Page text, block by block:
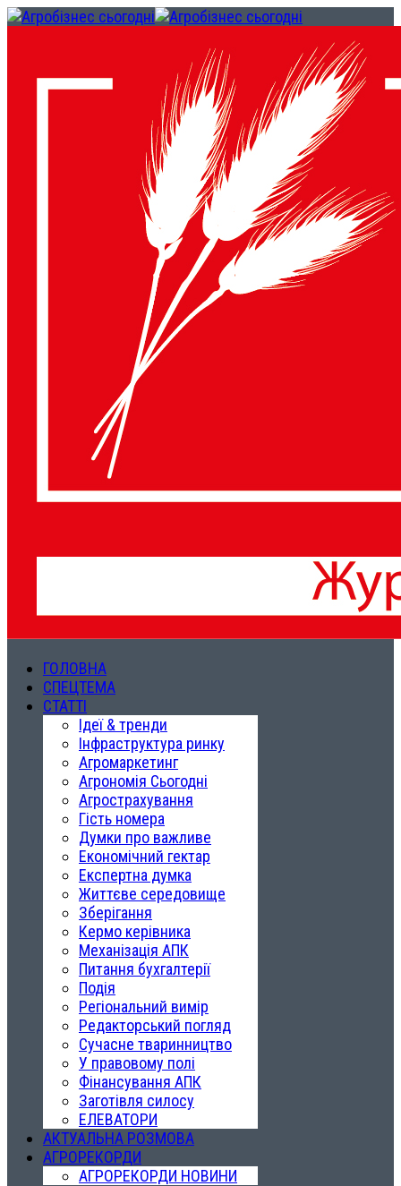
ГОЛОВНА
СПЕЦТЕМА
СТАТТІ
Ідеї & тренди
Інфраструктура ринку
Агромаркетинг
Агрономія Сьогодні
Агрострахування
Гість номера
Думки про важливе
Економічний гектар
Експертна думка
Життєве середовище
Зберігання
Кермо керівника
Механізація АПК
Питання бухгалтерії
Подія
Регіональний вимір
Редакторський погляд
Сучасне тваринництво
У правовому полі
Фінансування АПК
Заготівля силосу
ЕЛЕВАТОРИ
АКТУАЛЬНА РОЗМОВА
АГРОРЕКОРДИ
АГРОРЕКОРДИ НОВИНИ